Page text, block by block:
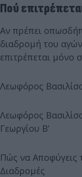
Πού
Αν πρέπει
διαδρομή του
επιτρέπεται μόνο
Λεωφόρος
Λεωφόρος
Γεωργίου Β’
Πώς να Αποφύγεις
Διαδρομές